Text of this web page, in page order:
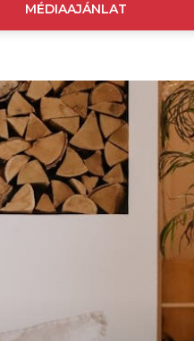
MÉDIAAJÁNLAT